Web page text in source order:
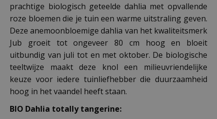
prachtige biologisch geteelde dahlia met opvallende
roze bloemen die je tuin een warme uitstraling geven.
Deze anemoonbloemige dahlia van het kwaliteitsmerk
Jub groeit tot ongeveer 80 cm hoog en bloeit
uitbundig van juli tot en met oktober. De biologische
teeltwijze maakt deze knol een milieuvriendelijke
keuze voor iedere tuinliefhebber die duurzaamheid
hoog in het vaandel heeft staan.
BIO Dahlia totally tangerine: